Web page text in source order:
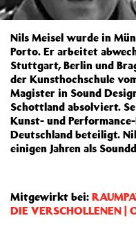
Nils Meisel wurde in
Porto. Er arbeitet
Stuttgart, Berlin und
der Kunsthochschule
Magister in Sound
Schottland absolviert.
Kunst- und
Deutschland beteiligt.
einigen Jahren als
Mitgewirkt bei:
DIE VERSCHOLLENEN |